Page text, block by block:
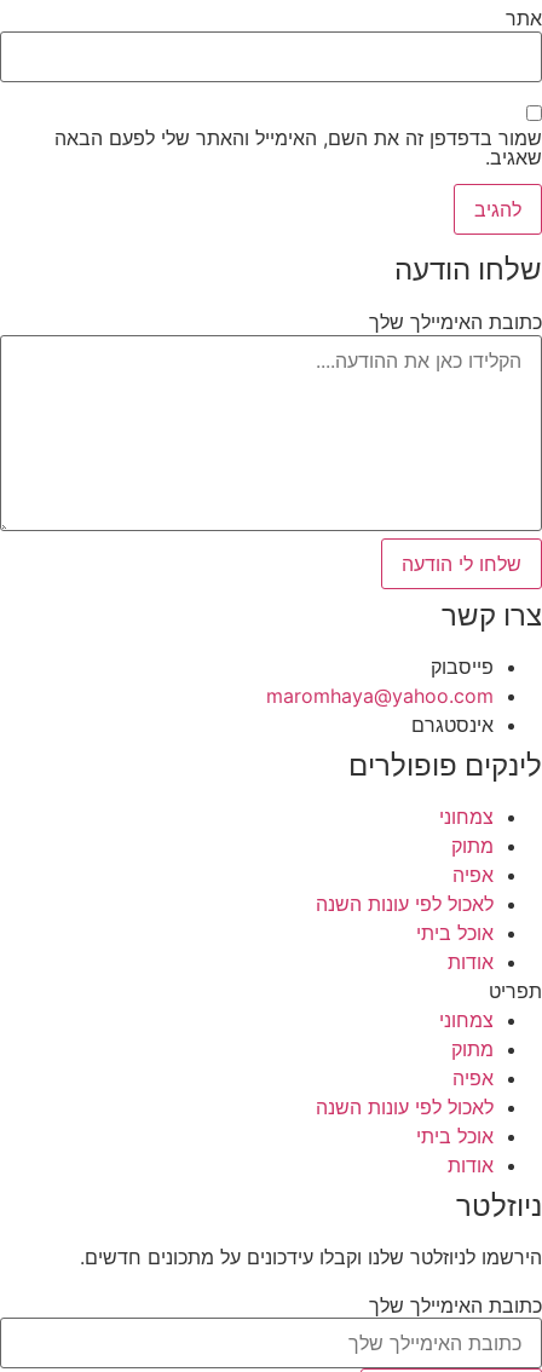
אתר
שמור בדפדפן זה את השם, האימייל והאתר שלי לפעם הבאה
שאגיב.
שלחו הודעה
כתובת האימיילך שלך
שלחו לי הודעה
צרו קשר
פייסבוק
‫maromhaya@yahoo.com
אינסטגרם
לינקים פופולרים
צמחוני
מתוק
אפיה
לאכול לפי עונות השנה
אוכל ביתי
אודות
תפריט
צמחוני
מתוק
אפיה
לאכול לפי עונות השנה
אוכל ביתי
אודות
ניוזלטר
הירשמו לניוזלטר שלנו וקבלו עידכונים על מתכונים חדשים.
כתובת האימיילך שלך